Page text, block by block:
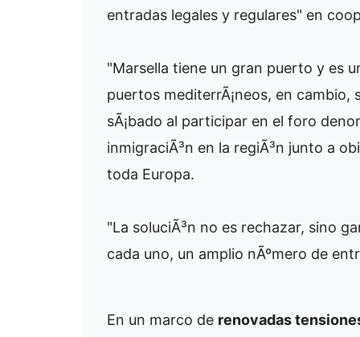
entradas legales y regulares" en
"Marsella tiene un gran puerto y es
puertos mediterrÃ¡neos, en
sÃ¡bado al participar en el foro
inmigraciÃ³n en la regiÃ³n junto a
toda Europa.
"La soluciÃ³n no es rechazar, sino
cada uno, un amplio nÃºmero de
En un marco de renovadas